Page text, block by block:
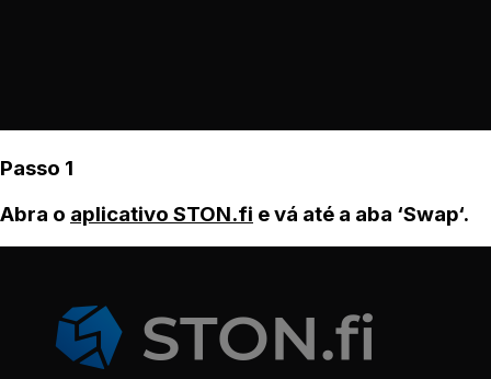
Passo 1
Abra o aplicativo STON.fi e vá até a aba ‘Swap‘.